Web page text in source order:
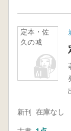
定本・佐
久の城
新刊 在庫なし